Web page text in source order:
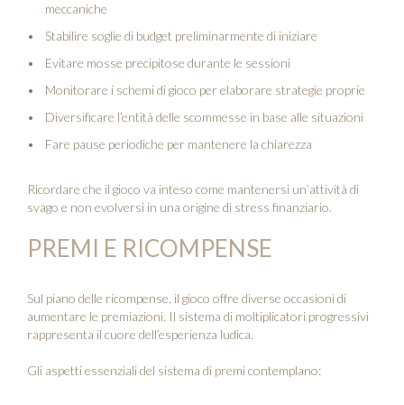
meccaniche
Stabilire soglie di budget preliminarmente di iniziare
Evitare mosse precipitose durante le sessioni
Monitorare i schemi di gioco per elaborare strategie proprie
Diversificare l’entità delle scommesse in base alle situazioni
Fare pause periodiche per mantenere la chiarezza
Ricordare che il gioco va inteso come mantenersi un’attività di
svago e non evolversi in una origine di stress finanziario.
PREMI E RICOMPENSE
Sul piano delle ricompense, il gioco offre diverse occasioni di
aumentare le premiazioni. Il sistema di moltiplicatori progressivi
rappresenta il cuore dell’esperienza ludica.
Gli aspetti essenziali del sistema di premi contemplano: